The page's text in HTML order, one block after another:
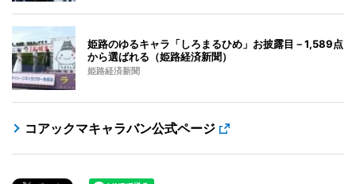
姫路のゆるキャラ「しろまるひめ」お披露目－1,589点
から選ばれる（姫路経済新聞）
姫路経済新聞
コアックマキャラバン公式ページ